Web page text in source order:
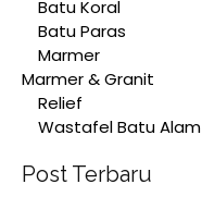
Batu Koral
Batu Paras
Marmer
Marmer & Granit
Relief
Wastafel Batu Alam
Post Terbaru